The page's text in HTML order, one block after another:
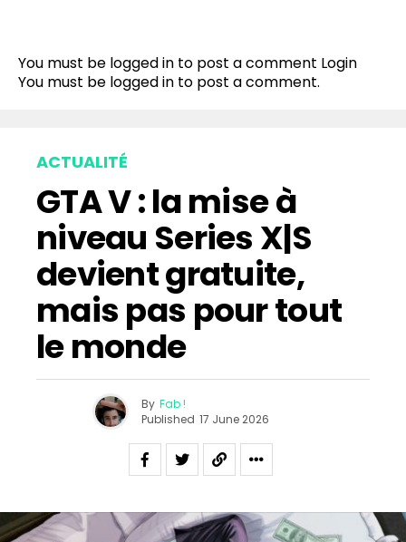
You must be logged in to post a comment Login
You must be logged in to post a comment.
ACTUALITÉ
GTA V : la mise à
niveau Series X|S
devient gratuite,
mais pas pour tout
le monde
By Fab !
Published 17 June 2026